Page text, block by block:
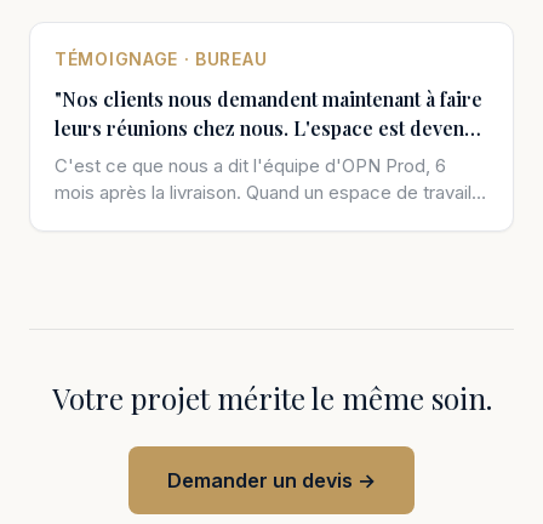
TÉMOIGNAGE · BUREAU
"Nos clients nous demandent maintenant à faire
leurs réunions chez nous. L'espace est devenu
un argument commercial."
C'est ce que nous a dit l'équipe d'OPN Prod, 6
mois après la livraison. Quand un espace de travail
Votre projet mérite le même soin.
Demander un devis →